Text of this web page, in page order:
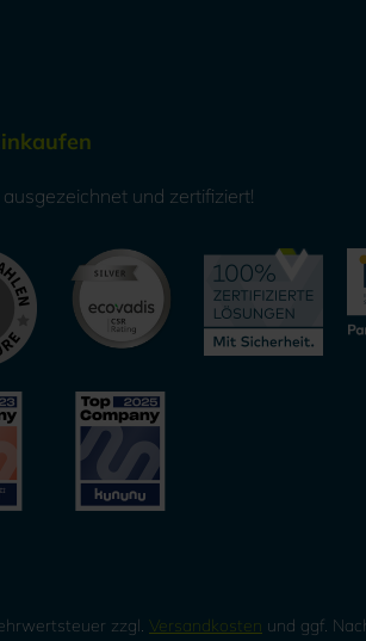
und zertifiziert!
zzgl. Versandkosten und ggf.